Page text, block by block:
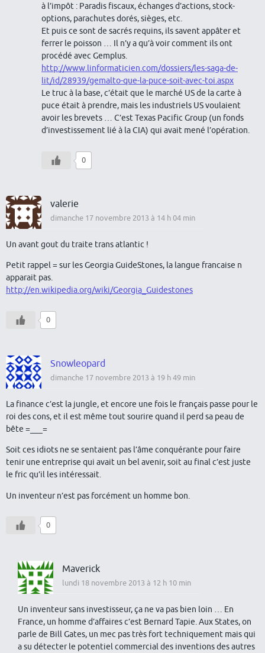
à l’impôt : Paradis fiscaux, échanges d’actions, stock-
options, parachutes dorés, sièges, etc.
Et puis ce sont de sacrés requins, ils savent appâter et
ferrer le poisson … Il n’y a qu’à voir comment ils ont
procédé avec Gemplus.
http://www.linformaticien.com/dossiers/les-saga-de-
lit/id/28939/gemalto-que-la-puce-soit-avec-toi.aspx
Le truc à la base, c’était que le marché US de la carte à
puce était à prendre, mais les industriels US voulaient
avoir les brevets … C’est Texas Pacific Group (un fonds
d’investissement lié à la CIA) qui avait mené l’opération.
0
valerie
dimanche 17 novembre 2013 à 14 h 04 min
Un avant gout du traite trans atlantic !
Petit rappel = sur les Georgia GuideStones, la langue francaise n
apparait pas.
http://en.wikipedia.org/wiki/Georgia_Guidestones
0
Snowleopard
dimanche 17 novembre 2013 à 19 h 49 min
La finance c’est la jungle, et encore une fois le français passe pour le
roi des cons, et il est même tout sourire quand il perd sa peau de
bête =___=
Soit ces idiots ne se sentaient pas l’âme conquérante pour faire
tenir une entreprise qui avait un bel avenir, soit au final c’est juste
le fric qu’il les intéressait.
Un inventeur n’est pas forcément un homme bon.
0
Maverick
lundi 18 novembre 2013 à 12 h 10 min
Un inventeur sans investisseur, ça ne va pas bien loin … En
France, un homme d’affaires c’est Bernard Tapie. Aux States, on
parle de Bill Gates, un mec pas très fort techniquement mais qui
a su détecter le potentiel commercial des inventions des autres